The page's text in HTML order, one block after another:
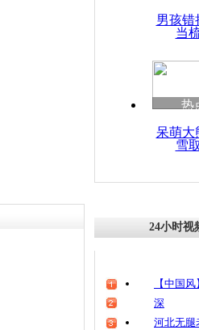
男孩错
当
热
呆萌大
雪
24小时视
【中国
深
河北无腿